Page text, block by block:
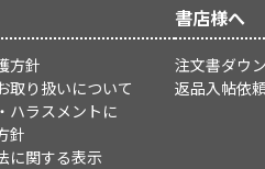
方針
取り扱いについて
ハラスメントに
針
に関する表示
書店様へ
注文書ダウ
返品入帖依